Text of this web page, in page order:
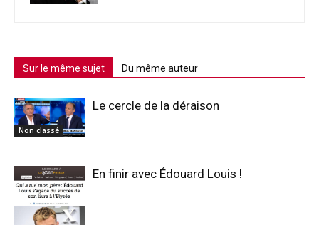
Sur le même sujet Du même auteur
Non classé
Le cercle de la déraison
En finir avec Édouard Louis !